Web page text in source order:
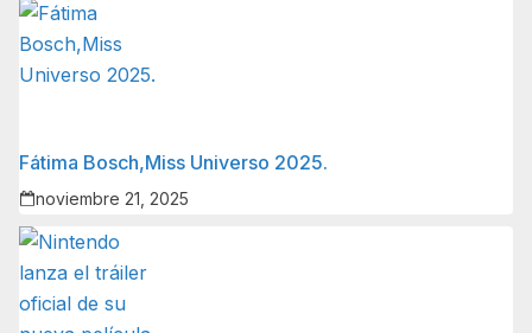
Fátima Bosch,Miss Universo 2025.
noviembre 21, 2025